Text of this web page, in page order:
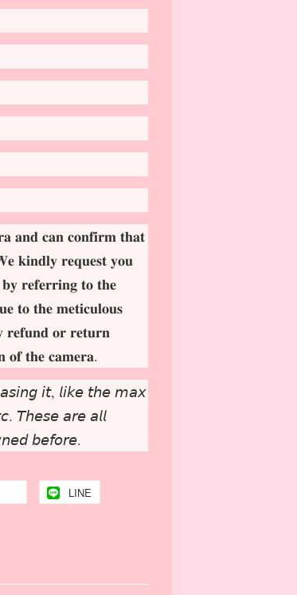
𝐚𝐧𝐝 𝐜𝐚𝐧 𝐜𝐨𝐧𝐟𝐢𝐫𝐦 𝐭𝐡𝐚𝐭
𝐤𝐢𝐧𝐝𝐥𝐲 𝐫𝐞𝐪𝐮𝐞𝐬𝐭 𝐲𝐨𝐮
𝐫𝐞𝐟𝐞𝐫𝐫𝐢𝐧𝐠 𝐭𝐨 𝐭𝐡𝐞
𝐭𝐨 𝐭𝐡𝐞 𝐦𝐞𝐭𝐢𝐜𝐮𝐥𝐨𝐮𝐬
𝐫𝐞𝐟𝐮𝐧𝐝 𝐨𝐫 𝐫𝐞𝐭𝐮𝐫𝐧
𝐨𝐟 𝐭𝐡𝐞 𝐜𝐚𝐦𝐞𝐫𝐚.
𝘪𝘵, 𝘭𝘪𝘬𝘦 𝘵𝘩𝘦 𝘮𝘢𝘹
𝘛𝘩𝘦𝘴𝘦 𝘢𝘳𝘦 𝘢𝘭𝘭
𝘣𝘦𝘧𝘰𝘳𝘦.
LINE